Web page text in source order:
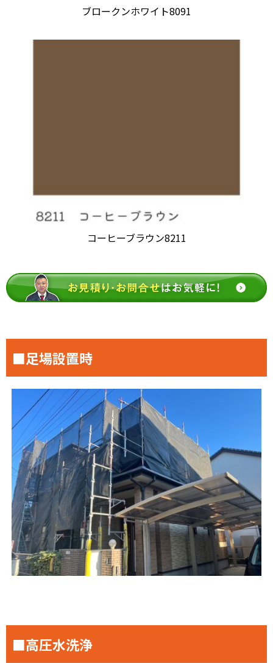
ブロークンホワイト8091
コーヒーブラウン8211
■足場設置時
■高圧水洗浄